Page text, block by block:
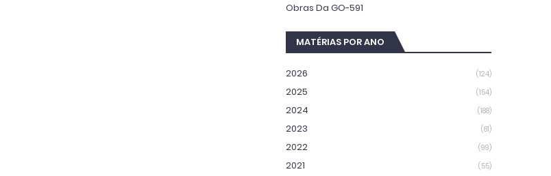
Obras Da GO-591
MATÉRIAS POR ANO
2026 (124)
2025 (154)
2024 (188)
2023 (81)
2022 (99)
2021 (55)